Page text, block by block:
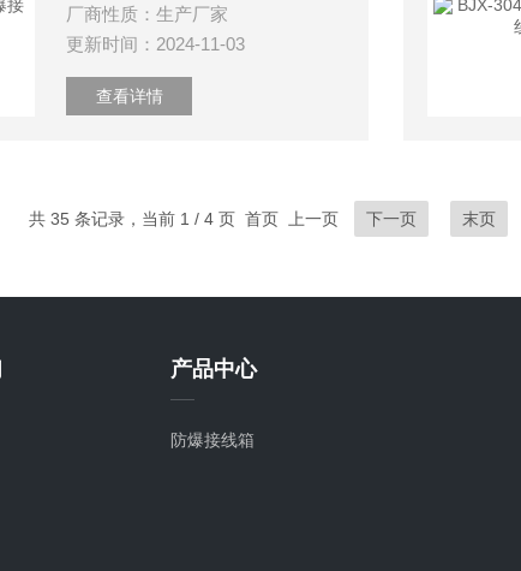
厂商性质：生产厂家
更新时间：2024-11-03
查看详情
共 35 条记录，当前 1 / 4 页 首页 上一页 下一页 末页
产品中心
防爆接线箱